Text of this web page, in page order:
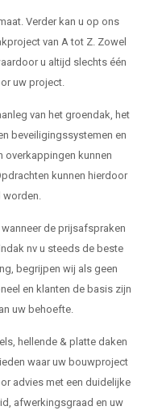
Verder kan u op ons
van A tot Z. Zowel
u altijd slechts één
uw project.
van het groendak, het
beveiligingssystemen en
overkappingen kunnen
kunnen hierdoor
worden.
de prijsafspraken
nv u steeds de beste
begrijpen wij als geen
en klanten de basis zijn
uw behoefte.
hellende & platte daken
waar uw bouwproject
advies met een duidelijke
afwerkingsgraad en uw